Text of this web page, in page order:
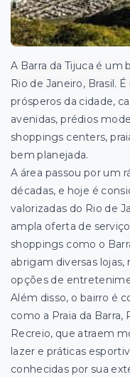
A Barra da Tijuca é um
Rio de Janeiro, Brasil.
prósperos da cidade,
avenidas, prédios
shoppings centers,
bem planejada.
A área passou por um
décadas, e hoje é
valorizadas do Rio de
ampla oferta de
shoppings como o
abrigam diversas
opções de
Além disso, o bairro é
como a Praia da Barra,
Recreio, que atraem
lazer e práticas
conhecidas por sua